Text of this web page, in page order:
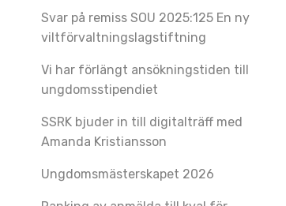
Svar på remiss SOU 2025:125 En ny
viltförvaltningslagstiftning
Vi har förlängt ansökningstiden till
ungdomsstipendiet
SSRK bjuder in till digitalträff med
Amanda Kristiansson
Ungdomsmästerskapet 2026